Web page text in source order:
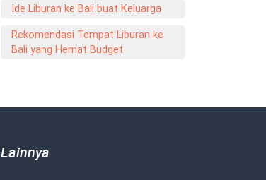
Ide Liburan ke Bali buat Keluarga
Rekomendasi Tempat Liburan ke
Bali yang Hemat Budget
Lainnya